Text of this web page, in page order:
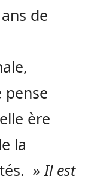
de
pense
ère
la
» Il est